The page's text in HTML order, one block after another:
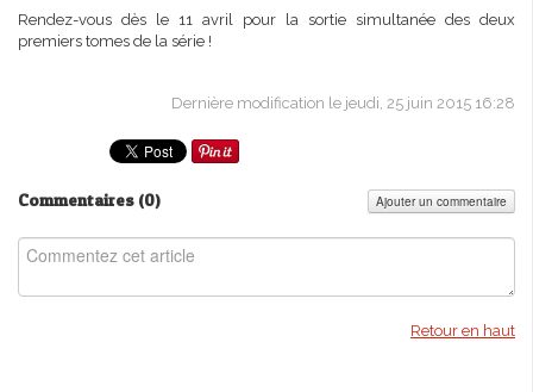
Rendez-vous dès le 11 avril pour la sortie simultanée des deux
premiers tomes de la série !
Dernière modification le jeudi, 25 juin 2015 16:28
Commentaires (0) Ajouter un commentaire
Retour en haut